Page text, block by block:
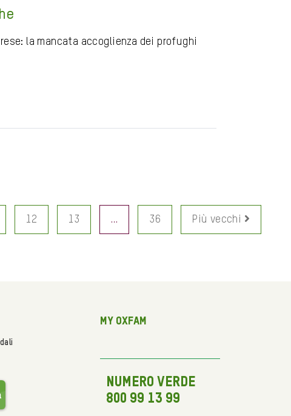
la mancata accoglienza dei profughi
12 13 … 36 Più vecchi
My Oxfam
NUMERO VERDE
800 99 13 99